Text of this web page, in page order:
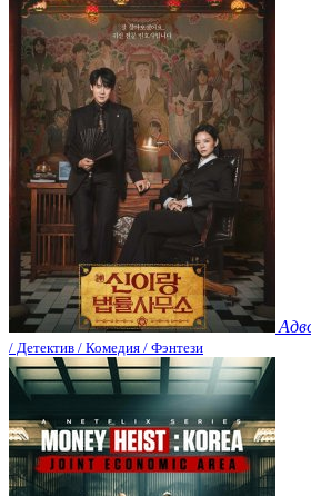
/ Детектив / Комедия / Фэнтези